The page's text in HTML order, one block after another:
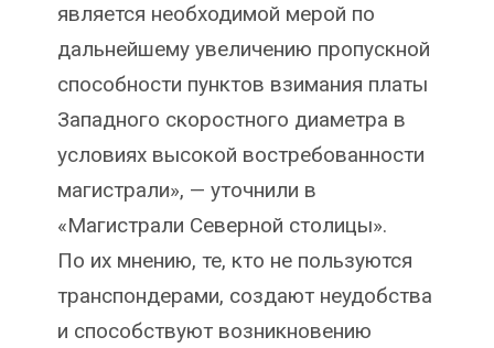
является необходимой мерой по
дальнейшему увеличению пропускной
способности пунктов взимания платы
Западного скоростного диаметра в
условиях высокой востребованности
магистрали», — уточнили в
«Магистрали Северной столицы».
По их мнению, те, кто не пользуются
транспондерами, создают неудобства
и способствуют возникновению